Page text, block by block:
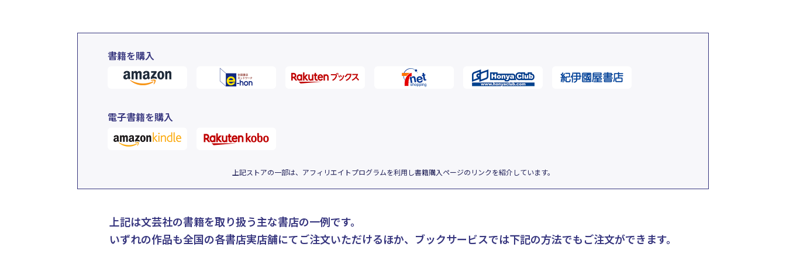
書籍を購入
電子書籍を購入
上記ストアの一部は、アフィリエイトプログラムを利用し書籍購入ページのリンクを紹介しています。
上記は文芸社の書籍を取り扱う主な書店の一例です。
いずれの作品も全国の各書店実店舗にてご注文いただけるほか、ブックサービスでは下記の方法でもご注文ができます。